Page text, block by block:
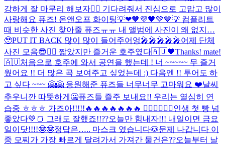
강하게 잘 마무리 해보자❤️‍🔥 기다려줘서 진심으로 고맙고 많이
사랑해요 퓨즈! 온앤오프 화이팅💡❤🧡💜🖤💚💙💡 컴플리트
때 비슷한 사진 찾아줄 퓨즈ㅠㅠ 내 앨범에 사진이 왜 없지…
🥹PUT IT BACK 많이 많이 들어주어엉🎤🎤🎤🎤🎤어제 단체
사진 모음😎✌🏻 짧았지만 즐거운 호주였다🇦🇺🖤Thanks! mate!
🇦🇺처음으로 호주에 와서 공연을 했는데 ! 너 ~~~~~ 무 즐거
웠어요 !! 더 많은 곡 보여주고 싶었는데 :) 다음엔 !! 투어도 하
고 싶다 ~~~ 🤗🤗 응원해준 퓨즈들 너무너무 고마워요 ❤️날씨
추우니깐 따뚯하게🥶퓨즈들 즐주 보내요!! 우리는 열심히 연
습중 ㅎㅎㅎ 가즈아!!!!!🔥🔥🔥🔥🔥🔥🔥 ✌🏻✌🏻✌🏻인생 첫 빵 넘
좋았다💚🍞 그래도 잘했죠!!??오늘만 힘내자!!! 내일이면 금요
일이닷!!!!🤓🤓정답은….. 마스크 였습니다🐶문제 나갑니다 이
중 모찌가 가장 빠르게 달려가서 가져간 물건은??오늘부터 날